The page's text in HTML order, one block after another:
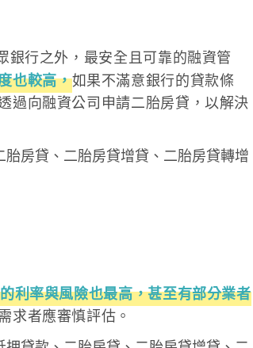
銀行之外，最安全且可靠的融資管
也較高，如果不滿意銀行的貸款條
過向融資公司申請二胎房貸，以解決
房貸、二胎房貸增貸、二胎房貸轉增
利率與風險也最高，甚至有部分業者
求者應審慎評估。